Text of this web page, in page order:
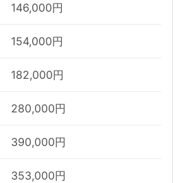
146,000円
154,000円
182,000円
280,000円
390,000円
353,000円